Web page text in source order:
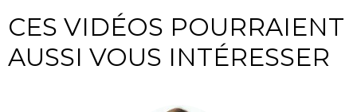
CES VIDÉOS POURRAIENT
AUSSI VOUS INTÉRESSER